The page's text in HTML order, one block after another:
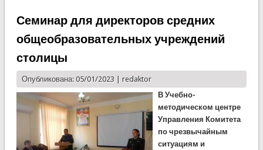
Семинар для директоров средних
общеобразовательных учреждений
столицы
Опубликована: 05/01/2023 | redaktor
В Учебно-
методическом центре
Управления Комитета
по чрезвычайным
ситуациям и